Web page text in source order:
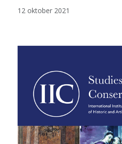
12 oktober 2021